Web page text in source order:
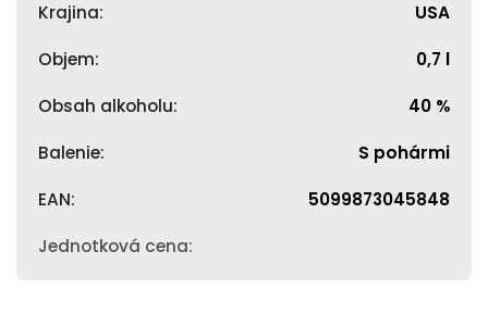
Krajina: USA
Objem: 0,7 l
Obsah alkoholu: 40 %
Balenie: S pohármi
EAN: 5099873045848
Jednotková cena: